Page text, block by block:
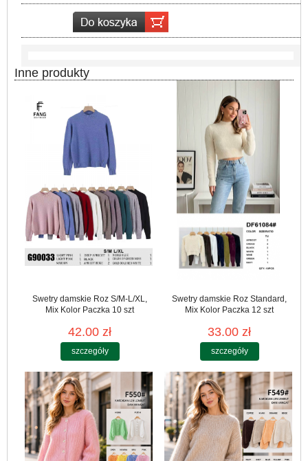
Inne produkty
Swetry damskie Roz S/M-L/XL,
Mix Kolor Paczka 10 szt
42.00 zł
szczegóły
Swetry damskie Roz Standard,
Mix Kolor Paczka 12 szt
33.00 zł
szczegóły